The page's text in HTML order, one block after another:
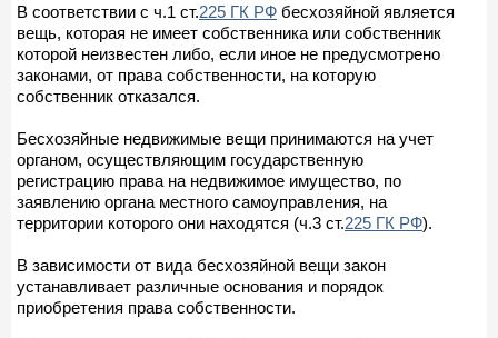
В соответствии с ч.1 ст.225 ГК РФ бесхозяйной является
вещь, которая не имеет собственника или собственник
которой неизвестен либо, если иное не предусмотрено
законами, от права собственности, на которую
собственник отказался.
Бесхозяйные недвижимые вещи принимаются на учет
органом, осуществляющим государственную
регистрацию права на недвижимое имущество, по
заявлению органа местного самоуправления, на
территории которого они находятся (ч.3 ст.225 ГК РФ).
В зависимости от вида бесхозяйной вещи закон
устанавливает различные основания и порядок
приобретения права собственности.